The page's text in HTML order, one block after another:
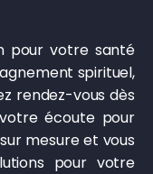
pour votre santé
spirituel,
rendez-vous dès
écoute pour
mesure et vous
pour votre